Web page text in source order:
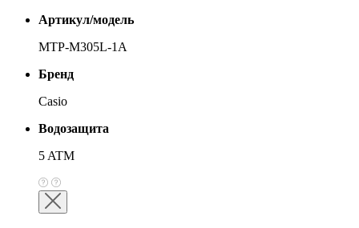
Артикул/модель
MTP-M305L-1A
Бренд
Casio
Водозащита
5 ATM